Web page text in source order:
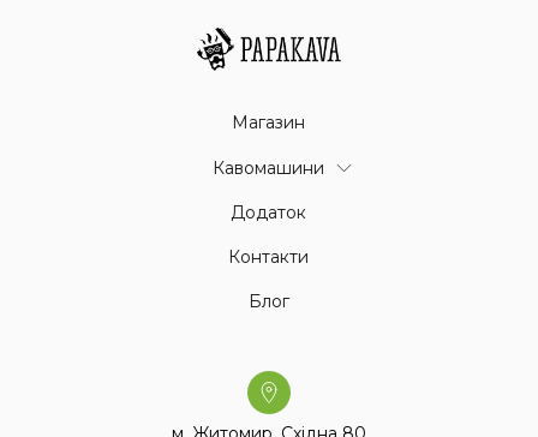
Магазин
Кавомашини
Додаток
Контакти
Блог